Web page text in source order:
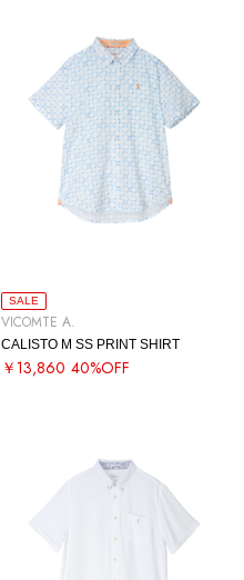
SALE
VICOMTE A.
CALISTO M SS PRINT SHIRT
￥13,860 40%OFF